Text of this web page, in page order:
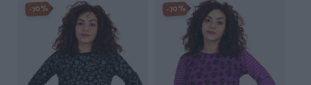
-70% -70%